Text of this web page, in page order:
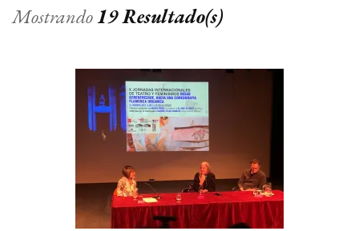
Mostrando19 Resultado(s)